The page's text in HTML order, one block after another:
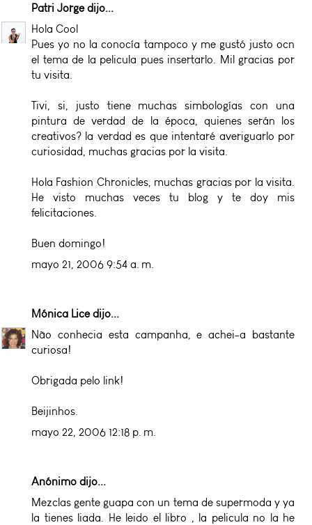
Patri Jorgedijo...
Hola Cool
Pues yo no la conocía tampoco y me gustó justo ocn
el tema de la pelicula pues insertarlo. Mil gracias por
tu visita.
Tivi, si, justo tiene muchas simbologías con una
pintura de verdad de la época, quienes serán los
creativos? la verdad es que intentaré averiguarlo por
curiosidad, muchas gracias por la visita.
Hola Fashion Chronicles, muchas gracias por la visita.
He visto muchas veces tu blog y te doy mis
felicitaciones.
Buen domingo!
mayo 21, 2006 9:54 a. m.
Mónica Licedijo...
Não conhecia esta campanha, e achei-a bastante
curiosa!
Obrigada pelo link!
Beijinhos.
mayo 22, 2006 12:18 p. m.
Anónimo dijo...
Mezclas gente guapa con un tema de supermoda y ya
la tienes liada. He leido el libro , la pelicula no la he